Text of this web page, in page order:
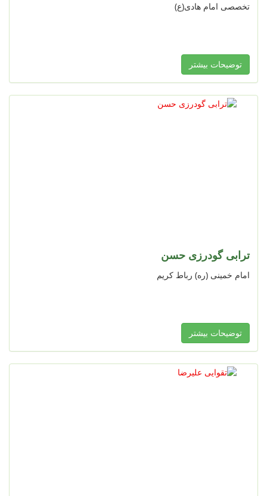
تخصصی امام هادی(ع)
توضیحات بیشتر
ترابی گودرزی حسن
امام خمینی (ره) رباط کریم
توضیحات بیشتر